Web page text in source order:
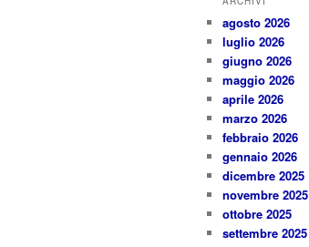
agosto 2026
luglio 2026
giugno 2026
maggio 2026
aprile 2026
marzo 2026
febbraio 2026
gennaio 2026
dicembre 2025
novembre 2025
ottobre 2025
settembre 2025